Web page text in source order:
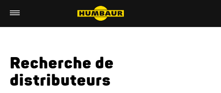
Recherche de
distributeurs